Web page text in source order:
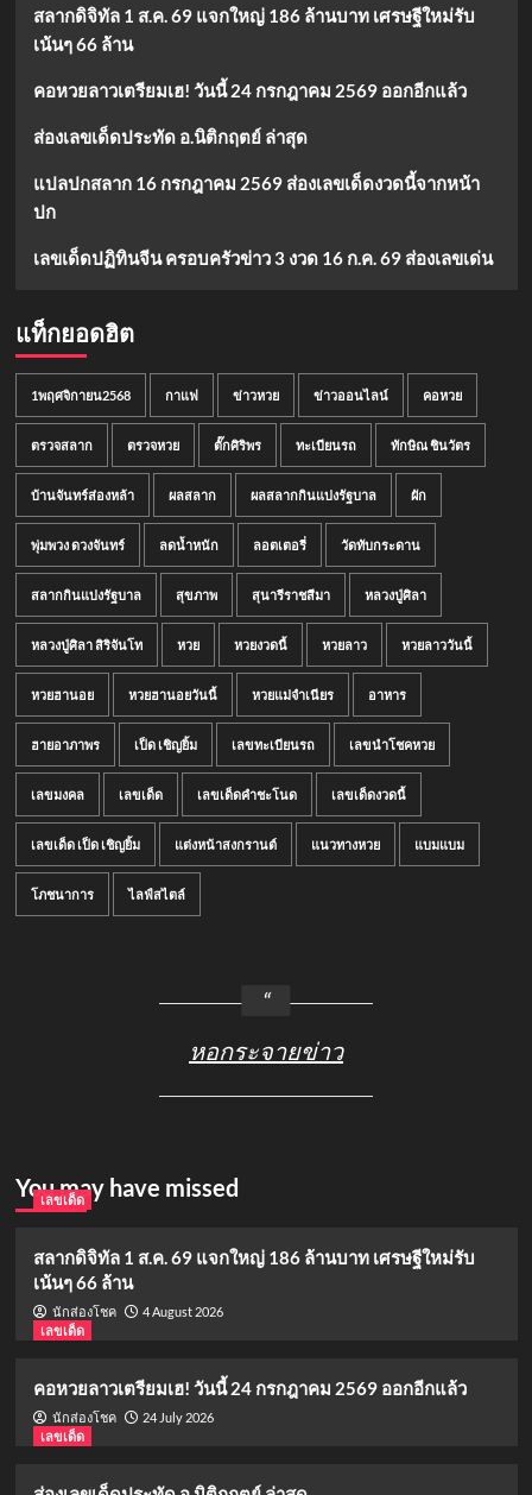
สลากดิจิทัล 1 ส.ค. 69 แจกใหญ่ 186 ล้านบาท เศรษฐีใหม่รับ
เน้นๆ 66 ล้าน
คอหวยลาวเตรียมเฮ! วันนี้ 24 กรกฎาคม 2569 ออกอีกแล้ว
ส่องเลขเด็ดประทัด อ.นิติกฤตย์ ล่าสุด
แปลปกสลาก 16 กรกฎาคม 2569 ส่องเลขเด็ดงวดนี้จากหน้า
ปก
เลขเด็ดปฏิทินจีน ครอบครัวข่าว 3 งวด 16 ก.ค. 69 ส่องเลขเด่น
แท็กยอดฮิต
1พฤศจิกายน2568 กาแฟ ข่าวหวย ข่าวออนไลน์ คอหวย
ตรวจสลาก ตรวจหวย ตั๊กศิริพร ทะเบียนรถ ทักษิณ ชินวัตร
บ้านจันทร์ส่องหล้า ผลสลาก ผลสลากกินแบ่งรัฐบาล ผัก
พุ่มพวง ดวงจันทร์ ลดน้ำหนัก ลอตเตอรี่ วัดทับกระดาน
สลากกินแบ่งรัฐบาล สุขภาพ สุนารีราชสีมา หลวงปู่ศิลา
หลวงปู่ศิลา สิริจันโท หวย หวยงวดนี้ หวยลาว หวยลาววันนี้
หวยฮานอย หวยฮานอยวันนี้ หวยแม่จำเนียร อาหาร
ฮายอาภาพร เป็ด เชิญยิ้ม เลขทะเบียนรถ เลขนำโชคหวย
เลขมงคล เลขเด็ด เลขเด็ดคำชะโนด เลขเด็ดงวดนี้
เลขเด็ด เป็ด เชิญยิ้ม แต่งหน้าสงกรานต์ แนวทางหวย แบมแบม
โภชนาการ ไลฟ์สไตล์
หอกระจายข่าว
You may have missed
เลขเด็ด
สลากดิจิทัล 1 ส.ค. 69 แจกใหญ่ 186 ล้านบาท เศรษฐีใหม่รับ
เน้นๆ 66 ล้าน
นักส่องโชค
4 August 2026
เลขเด็ด
คอหวยลาวเตรียมเฮ! วันนี้ 24 กรกฎาคม 2569 ออกอีกแล้ว
นักส่องโชค
24 July 2026
เลขเด็ด